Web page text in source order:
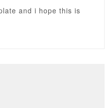
and i hope this is